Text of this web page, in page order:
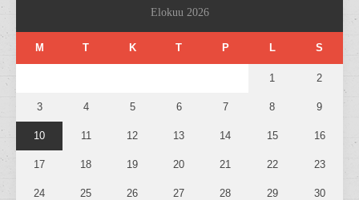
Elokuu 2026
M T K T P L S
1 2
3 4 5 6 7 8 9
10 11 12 13 14 15 16
17 18 19 20 21 22 23
24 25 26 27 28 29 30